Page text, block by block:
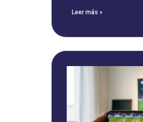
Leer más »